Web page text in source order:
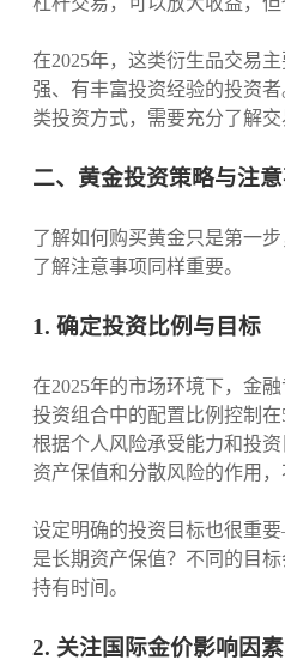
在2025年，这类衍生品交易
强、有丰富投资经验的投资
类投资方式，需要充分了解交
二、黄金投资策略与注
了解如何购买黄金只是第一
了解注意事项同样重要。
1. 确定投资比例与目标
在2025年的市场环境下，金
投资组合中的配置比例控制
根据个人风险承受能力和投
资产保值和分散风险的作用，
设定明确的投资目标也很重
是长期资产保值？不同的目
持有时间。
2. 关注国际金价影响因素